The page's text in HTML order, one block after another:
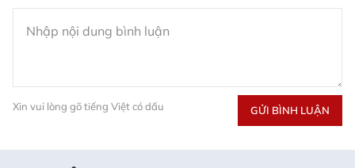
Xin vui lòng gõ tiếng Việt có dấu GỬI BÌNH LUẬN